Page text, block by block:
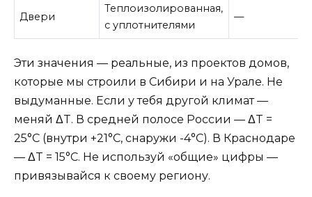
Двери
Теплоизолированная,
с уплотнителями
—
Эти значения — реальные, из проектов домов,
которые мы строили в Сибири и на Урале. Не
выдуманные. Если у тебя другой климат —
меняй ΔT. В средней полосе России — ΔT =
25°C (внутри +21°C, снаружи -4°C). В Краснодаре
— ΔT = 15°C. Не используй «общие» цифры —
привязывайся к своему региону.